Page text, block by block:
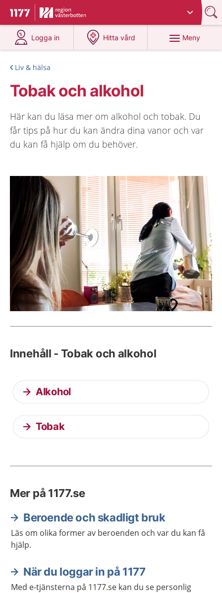
Till startsidan för 1177
Du har valt region
Logga in
på 1177.se
Hitta vård
på 1177.se
Meny
Liv & hälsa
Tobak och alkohol
Här kan du läsa mer om alkohol och tobak. Du
får tips på hur du kan ändra dina vanor och var
du kan få hjälp om du behöver.
Innehåll - Tobak och alkohol
Alkohol
Tobak
Mer på 1177.se
Beroende och skadligt bruk
Läs om olika former av beroenden och var du kan få
hjälp.
När du loggar in på 1177
Med e-tjänsterna på 1177.se kan du se personlig